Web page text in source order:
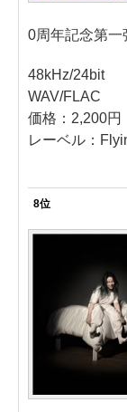
0周年記念第一
48kHz/24bit
WAV/FLAC
価格：2,200円
レーベル：
8位